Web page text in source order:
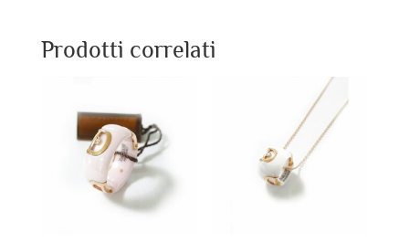
Prodotti correlati